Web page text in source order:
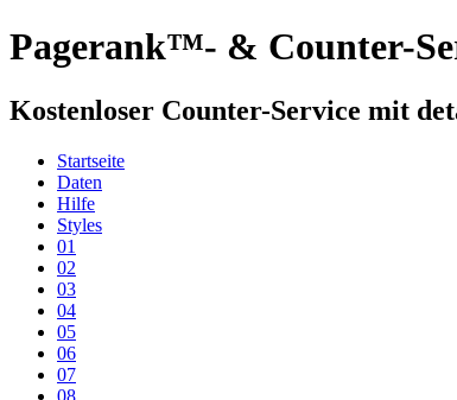
Pagerank™- & Counter-
Kostenloser Counter-Service mit
Startseite
Daten
Hilfe
Styles
01
02
03
04
05
06
07
08